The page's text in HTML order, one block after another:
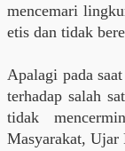
mencemari
etis dan tidak
Apalagi pada
terhadap salah
tidak
Masyarakat, Ujar